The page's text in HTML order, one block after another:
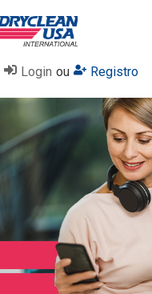
Login ou Registro